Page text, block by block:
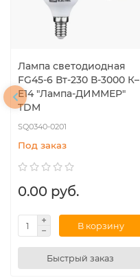
Лампа светодиодная
FG45-6 Вт-230 В-3000 К–
E14 "Лампа-ДИММЕР"
TDM
SQ0340-0201
Под заказ
0.00 руб.
В корзину
Быстрый заказ